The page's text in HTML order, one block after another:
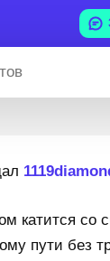
катится со
пути без